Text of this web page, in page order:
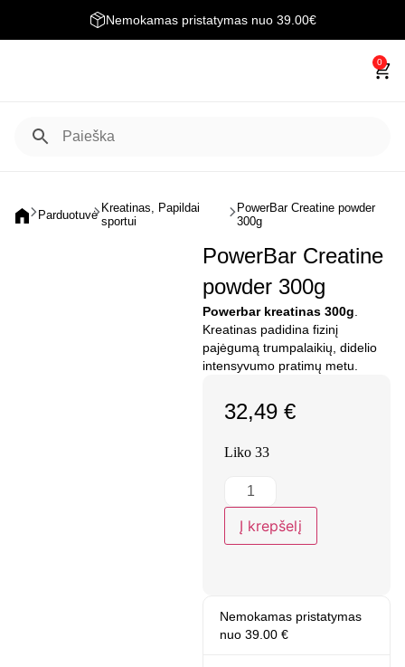
Nemokamas pristatymas nuo 39.00€
0
Parduotuvė Kreatinas, Papildai
sportui
PowerBar Creatine powder
300g
PowerBar Creatine
powder 300g
Powerbar kreatinas 300g
Kreatinas padidina fizinį
pajėgumą trumpalaikių, didelio
intensyvumo pratimų metu.
32,49 €
Liko 33
Į krepšelį
Nemokamas pristatymas
nuo 39.00 €